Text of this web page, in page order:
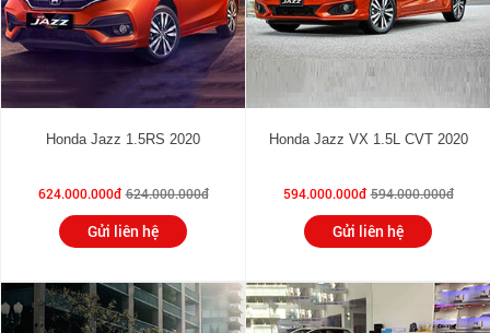
Honda Jazz 1.5RS 2020
624.000.000đ 624.000.000đ
Gửi liên hệ
Honda Jazz VX 1.5L CVT 2020
594.000.000đ 594.000.000đ
Gửi liên hệ